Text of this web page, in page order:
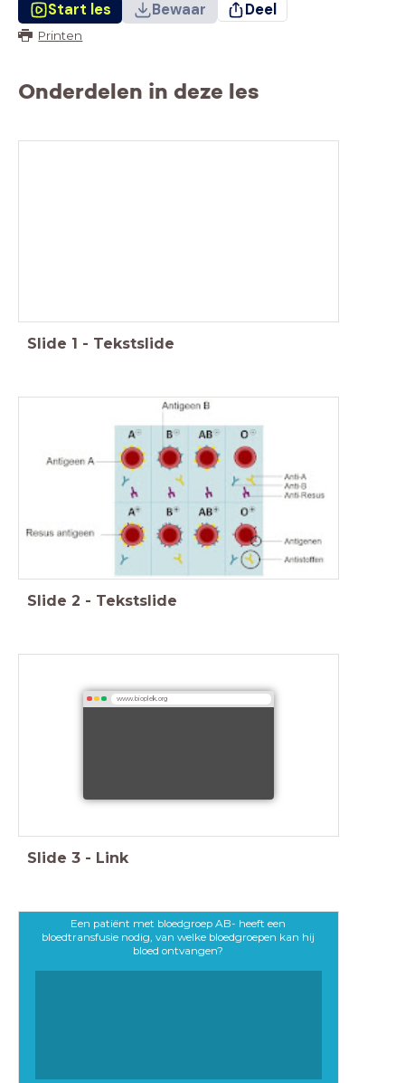
Start les Bewaar Deel
Printen
Onderdelen in deze les
Slide 1 - Tekstslide
Slide 2 - Tekstslide
www.bioplek.org
Slide 3 - Link
Een patiënt met bloedgroep AB- heeft een
bloedtransfusie nodig, van welke bloedgroepen kan hij
bloed ontvangen?